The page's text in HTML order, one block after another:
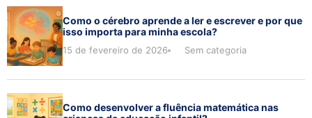
Como o cérebro aprende a ler e escrever e por que
isso importa para minha escola?
15 de fevereiro de 2026 Sem categoria
Como desenvolver a fluência matemática nas